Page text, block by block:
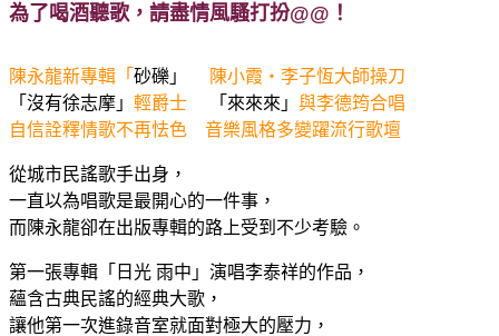
為了喝酒聽歌，請盡情風騷打扮@@！
陳永龍新專輯「 砂礫」
陳小霞‧李子恆大師操刀
「沒有徐志摩」 輕爵士 「來來來」 與李德筠合唱
自信詮釋情歌不再怯色 音樂風格多變躍流行歌壇
從城市民謠歌手出身，
一直以為唱歌是最開心的一件事，
而陳永龍卻在出版專輯的路上受到不少考驗。
第一張專輯「日光 雨中」演唱李泰祥的作品，
蘊含古典民謠的經典大歌，
讓他第一次進錄音室就面對極大的壓力，